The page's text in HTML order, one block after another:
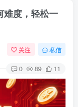
难度，轻松一
关注 私信
0 89 11